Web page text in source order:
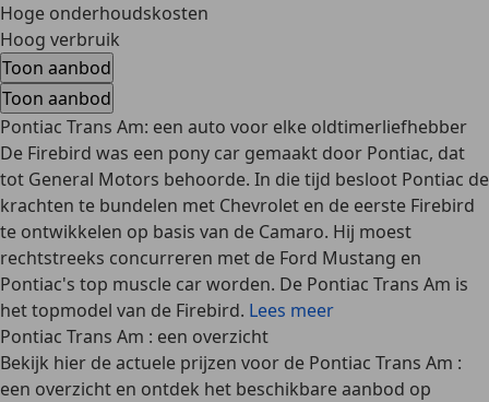
Hoge onderhoudskosten
Hoog verbruik
Toon aanbod
Toon aanbod
Pontiac Trans Am: een auto voor elke oldtimerliefhebber
De Firebird was een pony car gemaakt door Pontiac, dat
tot General Motors behoorde. In die tijd besloot Pontiac de
krachten te bundelen met Chevrolet en de eerste Firebird
te ontwikkelen op basis van de Camaro. Hij moest
rechtstreeks concurreren met de Ford Mustang en
Pontiac's top muscle car worden. De Pontiac Trans Am is
het topmodel van de Firebird. Lees meer
Pontiac Trans Am : een overzicht
Bekijk hier de actuele prijzen voor de Pontiac Trans Am :
een overzicht en ontdek het beschikbare aanbod op